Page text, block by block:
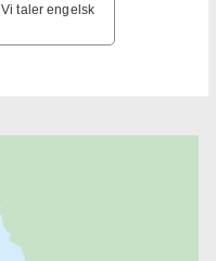
Vi taler engelsk